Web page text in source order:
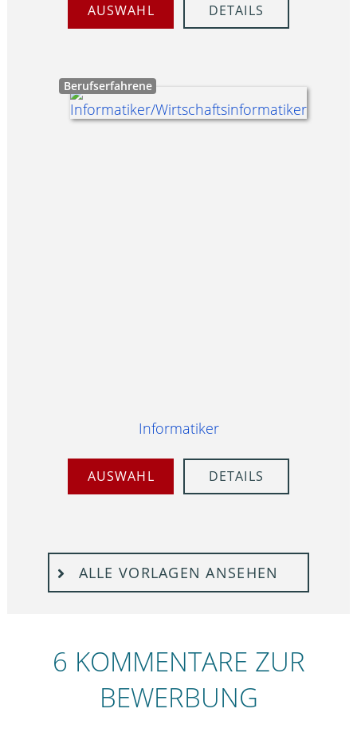
AUSWAHL DETAILS
Berufserfahrene
Informatiker
AUSWAHL DETAILS
ALLE VORLAGEN ANSEHEN
6 KOMMENTARE ZUR
BEWERBUNG